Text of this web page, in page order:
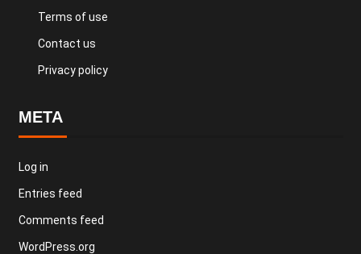
Terms of use
Contact us
Privacy policy
META
Log in
Entries feed
Comments feed
WordPress.org